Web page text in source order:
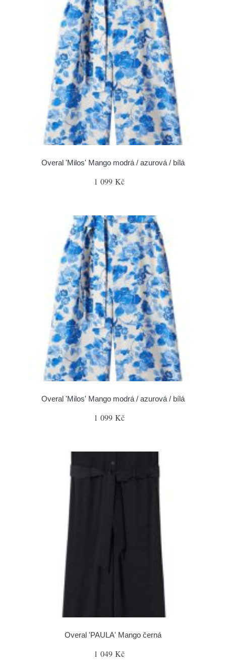
Overal 'Milos' Mango modrá / azurová / bílá
1 099 Kč
Overal 'Milos' Mango modrá / azurová / bílá
1 099 Kč
Overal 'PAULA' Mango černá
1 049 Kč